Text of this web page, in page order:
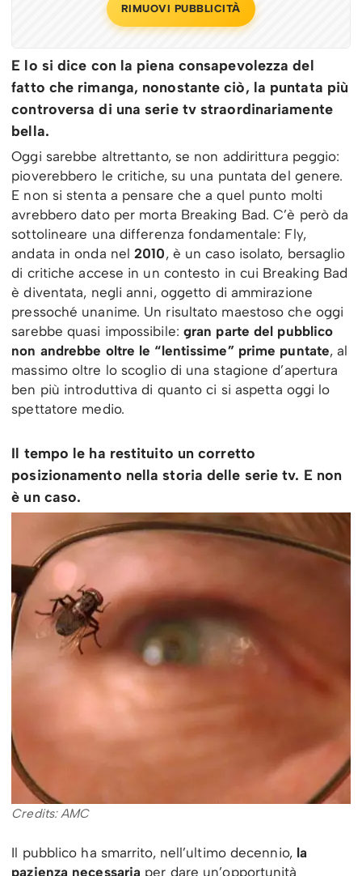
RIMUOVI PUBBLICITÀ
E lo si dice con la piena consapevolezza del
fatto che rimanga, nonostante ciò, la puntata più
controversa di una serie tv straordinariamente
bella.
Oggi sarebbe altrettanto, se non addirittura peggio:
pioverebbero le critiche, su una puntata del genere.
E non si stenta a pensare che a quel punto molti
avrebbero dato per morta Breaking Bad. C’è però da
sottolineare una differenza fondamentale: Fly,
andata in onda nel2010, è un caso isolato, bersaglio
di critiche accese in un contesto in cui Breaking Bad
è diventata, negli anni, oggetto di ammirazione
pressoché unanime. Un risultato maestoso che oggi
sarebbe quasi impossibile: gran parte del pubblico
non andrebbe oltre le “lentissime” prime puntate, al
massimo oltre lo scoglio di una stagione d’apertura
ben più introduttiva di quanto ci si aspetta oggi lo
spettatore medio.
Il tempo le ha restituito un corretto
posizionamento nella storia delle serie tv. E non
è un caso.
Credits: AMC
Il pubblico ha smarrito, nell’ultimo decennio,la
pazienza necessaria per dare un’opportunità